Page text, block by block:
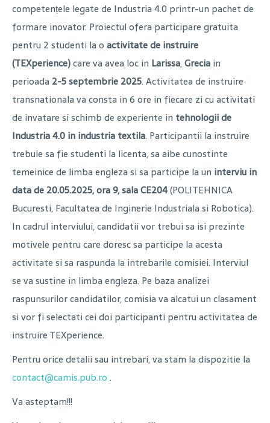
competențele legate de Industria 4.0 printr-un pachet de
formare inovator. Proiectul ofera participare gratuita
pentru 2 studenti la o activitate de instruire
(TEXperience)care va avea loc in Larissa,Grecia in
perioada 2-5 septembrie 2025. Activitatea de instruire
transnationala va consta in 6 ore in fiecare zi cu activitati
de invatare si schimb de experiente in tehnologii de
Industria 4.0 in industria textila. Participantii la instruire
trebuie sa fie studenti la licenta, sa aibe cunostinte
temeinice de limba engleza si sa participe la un interviu in
data de 20.05.2025, ora 9, sala CE204(POLITEHNICA
Bucuresti, Facultatea de Inginerie Industriala si Robotica).
In cadrul interviului, candidatii vor trebui sa isi prezinte
motivele pentru care doresc sa participe la acesta
activitate si sa raspunda la intrebarile comisiei. Interviul
se va sustine in limba engleza. Pe baza analizei
raspunsurilor candidatilor, comisia va alcatui un clasament
si vor fi selectati cei doi participanti pentru activitatea de
instruire TEXperience.
Pentru orice detalii sau intrebari, va stam la dispozitie la
contact@camis.pub.ro .
Va asteptam!!!